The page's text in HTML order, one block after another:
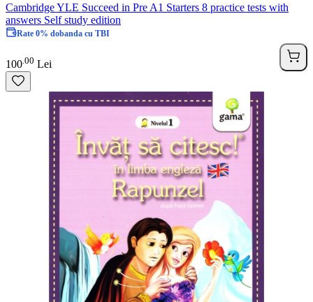
Cambridge YLE Succeed in Pre A1 Starters 8 practice tests with
answers Self study edition
Rate 0% dobanda cu TBI
100 00 Lei